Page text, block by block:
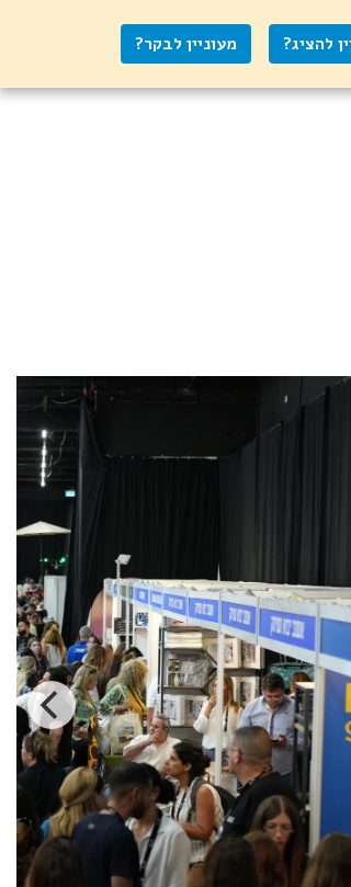
להציג? מעוניין לבקר?